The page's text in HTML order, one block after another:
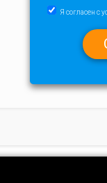
Я согласен с